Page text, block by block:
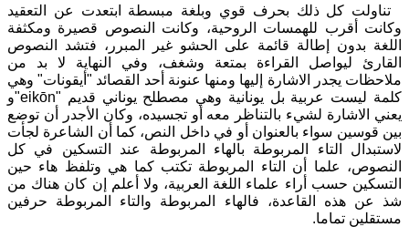
تناولت كل ذلك بحرف قوي وبلغة مبسطة ابتعدت عن التعقيد
وكانت أقرب للهمسات الروحية، وكانت النصوص قصيرة ومكثفة
اللغة بدون إطالة قائمة على الحشو غير المبرر، فتشد النصوص
القارئ ليواصل القراءة بمتعة وشغف، وفي النهاية لا بد من
ملاحظات يجدر الاشارة إليها ومنها عنونة أحد القصائد "أيقونات" وهي
كلمة ليست عربية بل يونانية وهي مصطلح يوناني قديم "eikōn"و
يعني الاشارة لشيء بالتناظر معه أو تجسيده، وكان الأجدر أن توضع
بين قوسين سواء بالعنوان أو في داخل النص، كما أن الشاعرة لجأت
لاستبدال التاء المربوطة بالهاء المربوطة عند التسكين في كل
النصوص، علما أن التاء المربوطة تكتب كما هي وتلفظ هاء حين
التسكين حسب أراء علماء اللغة العربية، ولا أعلم إن كان هناك من
شذ عن هذه القاعدة، فالهاء المربوطة والتاء المربوطة حرفين
مستقلين تماما.